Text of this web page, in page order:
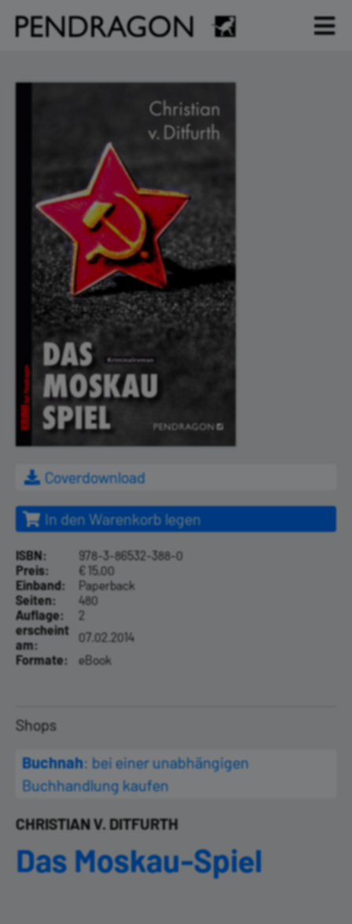
Coverdownload
In den Warenkorb legen
ISBN:
978-3-86532-388-0
Preis:
€ 15,00
Einband:
Paperback
Seiten:
480
Auflage:
2
erscheint
am:
07.02.2014
Formate:
eBook
Shops
Buchnah: bei einer unabhängigen
Buchhandlung kaufen
Das Moskau-Spiel
CHRISTIAN V. DITFURTH